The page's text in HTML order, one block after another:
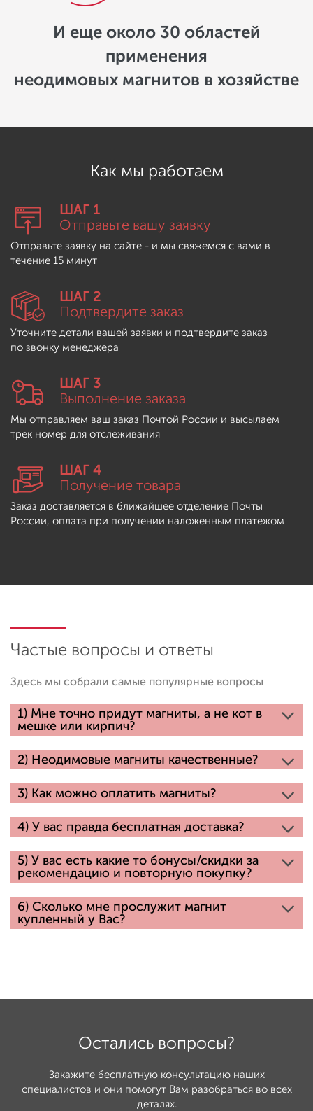
И еще около 30 областей
применения
неодимовых магнитов в хозяйстве
Как мы работаем
ШАГ 1
Отправьте вашу заявку
Отправьте заявку на сайте - и мы свяжемся с вами в
течение 15 минут
ШАГ 2
Подтвердите заказ
Уточните детали вашей заявки и подтвердите заказ
по звонку менеджера
ШАГ 3
Выполнение заказа
Мы отправляем ваш заказ Почтой России и высылаем
трек номер для отслеживания
ШАГ 4
Получение товара
Заказ доставляется в ближайшее отделение Почты
России, оплата при получении наложенным платежом
Частые вопросы и ответы
Здесь мы собрали самые популярные вопросы
1) Мне точно придут магниты, а не кот в
мешке или кирпич?
2) Неодимовые магниты качественные?
3) Как можно оплатить магниты?
4) У вас правда бесплатная доставка?
5) У вас есть какие то бонусы/скидки за
рекомендацию и повторную покупку?
6) Сколько мне прослужит магнит
купленный у Вас?
Остались вопросы?
Закажите бесплатную консультацию наших
специалистов и они помогут Вам разобраться во всех
деталях.